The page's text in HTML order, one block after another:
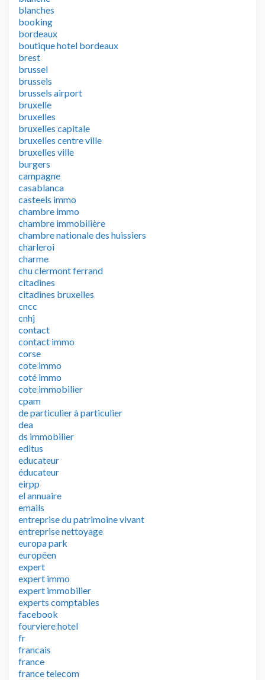
blanches
booking
bordeaux
boutique hotel bordeaux
brest
brussel
brussels
brussels airport
bruxelle
bruxelles
bruxelles capitale
bruxelles centre ville
bruxelles ville
burgers
campagne
casablanca
casteels immo
chambre immo
chambre immobilière
chambre nationale des huissiers
charleroi
charme
chu clermont ferrand
citadines
citadines bruxelles
cncc
cnhj
contact
contact immo
corse
cote immo
coté immo
cote immobilier
cpam
de particulier à particulier
dea
ds immobilier
editus
educateur
éducateur
eirpp
el annuaire
emails
entreprise du patrimoine vivant
entreprise nettoyage
europa park
européen
expert
expert immo
expert immobilier
experts comptables
facebook
fourviere hotel
fr
francais
france
france telecom